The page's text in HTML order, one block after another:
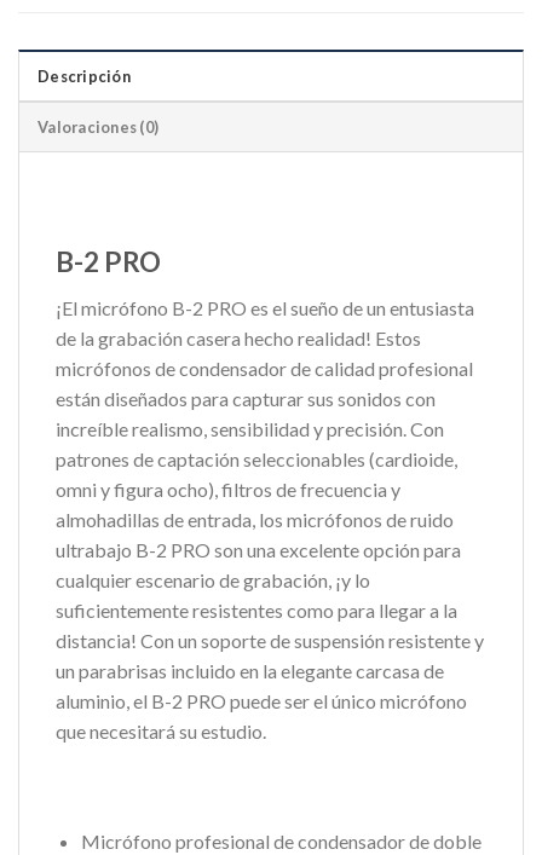
Descripción
Valoraciones (0)
B-2 PRO
¡El micrófono B-2 PRO es el sueño de un entusiasta
de la grabación casera hecho realidad! Estos
micrófonos de condensador de calidad profesional
están diseñados para capturar sus sonidos con
increíble realismo, sensibilidad y precisión. Con
patrones de captación seleccionables (cardioide,
omni y figura ocho), filtros de frecuencia y
almohadillas de entrada, los micrófonos de ruido
ultrabajo B-2 PRO son una excelente opción para
cualquier escenario de grabación, ¡y lo
suficientemente resistentes como para llegar a la
distancia! Con un soporte de suspensión resistente y
un parabrisas incluido en la elegante carcasa de
aluminio, el B-2 PRO puede ser el único micrófono
que necesitará su estudio.
Micrófono profesional de condensador de doble